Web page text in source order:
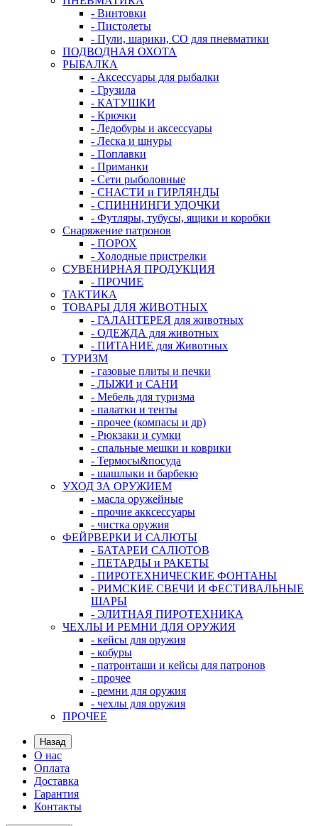
- Винтовки
- Пистолеты
- Пули, шарики, СО для пневматики
ПОДВОДНАЯ ОХОТА
РЫБАЛКА
- Аксессуары для рыбалки
- Грузила
- КАТУШКИ
- Крючки
- Ледобуры и аксессуары
- Леска и шнуры
- Поплавки
- Приманки
- Сети рыболовные
- СНАСТИ и ГИРЛЯНДЫ
- СПИННИНГИ УДОЧКИ
- Футляры, тубусы, ящики и коробки
Снаряжение патронов
- ПОРОХ
- Холодные пристрелки
СУВЕНИРНАЯ ПРОДУКЦИЯ
- ПРОЧИЕ
ТАКТИКА
ТОВАРЫ ДЛЯ ЖИВОТНЫХ
- ГАЛАНТЕРЕЯ для животных
- ОДЕЖДА для животных
- ПИТАНИЕ для Животных
ТУРИЗМ
- газовые плиты и печки
- ЛЫЖИ и САНИ
- Мебель для туризма
- палатки и тенты
- прочее (компасы и др)
- Рюкзаки и сумки
- спальные мешки и коврики
- Термосы&посуда
- шашлыки и барбекю
УХОД ЗА ОРУЖИЕМ
- масла оружейные
- прочие акксессуары
- чистка оружия
ФЕЙРВЕРКИ И САЛЮТЫ
- БАТАРЕИ САЛЮТОВ
- ПЕТАРДЫ и РАКЕТЫ
- ПИРОТЕХНИЧЕСКИЕ ФОНТАНЫ
- РИМСКИЕ СВЕЧИ И ФЕСТИВАЛЬНЫЕ
ШАРЫ
- ЭЛИТНАЯ ПИРОТЕХНИКА
ЧЕХЛЫ И РЕМНИ ДЛЯ ОРУЖИЯ
- кейсы для оружия
- кобуры
- патронташи и кейсы для патронов
- прочее
- ремни для оружия
- чехлы для оружия
ПРОЧЕЕ
Назад
О нас
Оплата
Доставка
Гарантия
Контакты